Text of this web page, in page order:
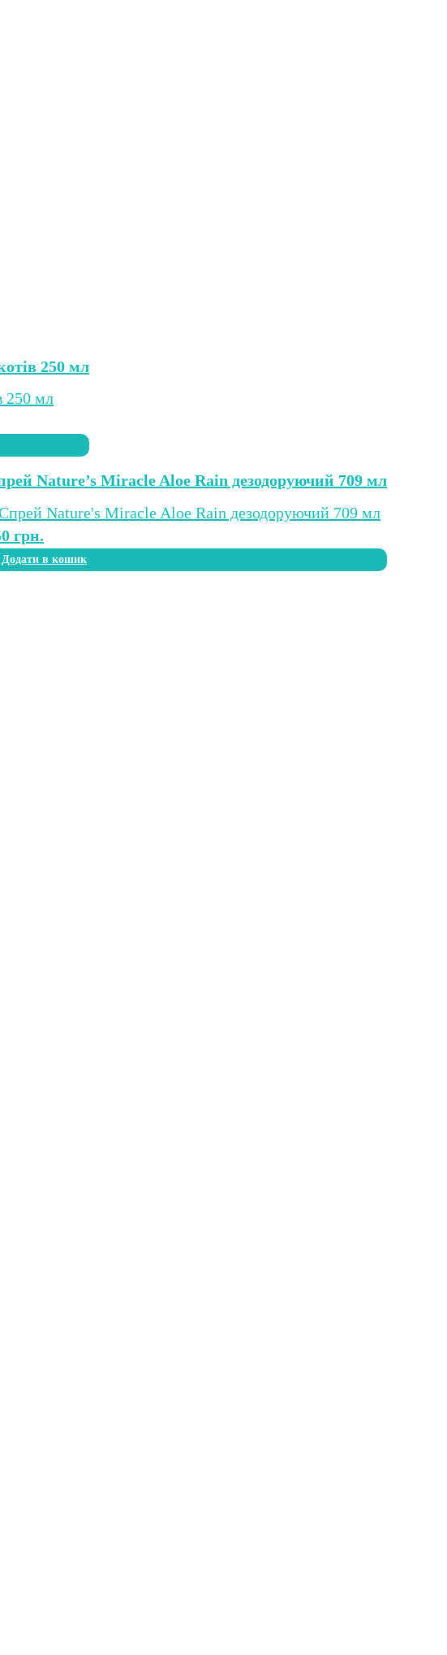
250 мл
Nature’s Miracle Aloe Rain дезодоруючий 709 мл
грн.
Додати в кошик